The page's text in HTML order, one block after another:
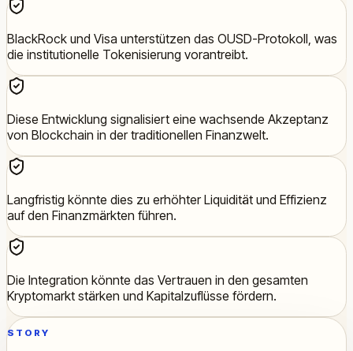
BlackRock und Visa unterstützen das OUSD-Protokoll, was
die institutionelle Tokenisierung vorantreibt.
Diese Entwicklung signalisiert eine wachsende Akzeptanz
von Blockchain in der traditionellen Finanzwelt.
Langfristig könnte dies zu erhöhter Liquidität und Effizienz
auf den Finanzmärkten führen.
Die Integration könnte das Vertrauen in den gesamten
Kryptomarkt stärken und Kapitalzuflüsse fördern.
STORY